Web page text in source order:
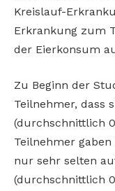
Kreislauf-
Erkrankung zum
der Eierkonsum
Zu Beginn der
Teilnehmer, dass
(durchschnittlich
Teilnehmer
nur sehr selten
(durchschnittlich